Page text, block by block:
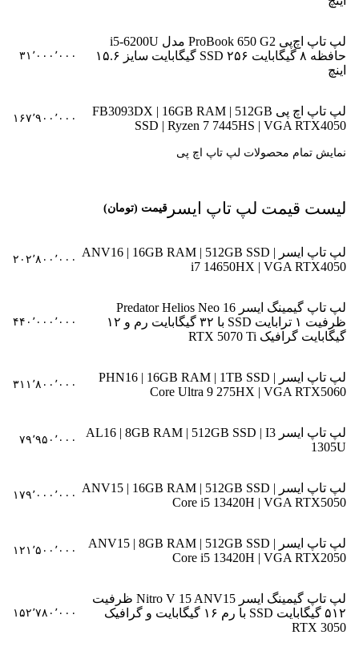
لپ تاپ اچ‌پی ProBook 650 G2 مدل i5-6200U
حافظه ۸ گیگابایت SSD ۲۵۶ گیگابایت سایز ۱۵.۶
اینچ
۳۱٬۰۰۰٬۰۰۰
لپ تاپ اچ پی FB3093DX | 16GB RAM | 512GB
SSD | Ryzen 7 7445HS | VGA RTX4050
۱۶۷٬۹۰۰٬۰۰۰
نمایش تمام محصولات لپ تاپ اچ‌ پی
لیست قیمت لپ تاپ ایسر قیمت (تومان)
لپ تاپ ایسر ANV16 | 16GB RAM | 512GB SSD |
i7 14650HX | VGA RTX4050
۲۰۲٬۸۰۰٬۰۰۰
لپ تاپ گیمینگ ایسر Predator Helios Neo 16
ظرفیت ۱ ترابایت SSD با ۳۲ گیگابایت رم و ۱۲
گیگابایت گرافیک RTX 5070 Ti
۴۴۰٬۰۰۰٬۰۰۰
لپ تاپ ایسر PHN16 | 16GB RAM | 1TB SSD |
Core Ultra 9 275HX | VGA RTX5060
۳۱۱٬۸۰۰٬۰۰۰
لپ تاپ ایسر AL16 | 8GB RAM | 512GB SSD | I3
1305U
۷۹٬۹۵۰٬۰۰۰
لپ تاپ ایسر ANV15 | 16GB RAM | 512GB SSD |
Core i5 13420H | VGA RTX5050
۱۷۹٬۰۰۰٬۰۰۰
لپ تاپ ایسر ANV15 | 8GB RAM | 512GB SSD |
Core i5 13420H | VGA RTX2050
۱۲۱٬۵۰۰٬۰۰۰
لپ تاپ گیمینگ ایسر Nitro V 15 ANV15 ظرفیت
۵۱۲ گیگابایت SSD با رم ۱۶ گیگابایت و گرافیک
RTX 3050
۱۵۲٬۷۸۰٬۰۰۰